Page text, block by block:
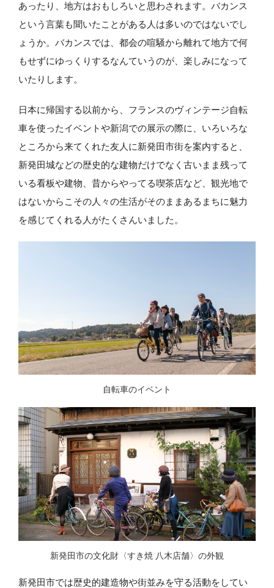
あったり、地方はおもしろいと思わされます。バカンス
という言葉も聞いたことがある人は多いのではないでし
ょうか。バカンスでは、都会の喧騒から離れて地方で何
もせずにゆっくりするなんていうのが、楽しみになって
いたりします。
日本に帰国する以前から、フランスのヴィンテージ自転
車を使ったイベントや新潟での展示の際に、いろいろな
ところから来てくれた友人に新発田市街を案内すると、
新発田城などの歴史的な建物だけでなく古いまま残って
いる看板や建物、昔からやってる喫茶店など、観光地で
はないからこその人々の生活がそのままあるまちに魅力
を感じてくれる人がたくさんいました。
自転車のイベント
新発田市の文化財〈すき焼 八木店舗〉の外観
新発田市では歴史的建造物や街並みを守る活動をしてい